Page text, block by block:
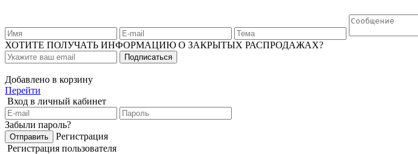
ХОТИТЕ ПОЛУЧАТЬ ИНФОРМАЦИЮ О ЗАКРЫТЫХ РАСПРОДАЖАХ?
Добавлено в корзину
Перейти
Вход в личный кабинет
Забыли пароль?
Регистрация
Регистрация пользователя